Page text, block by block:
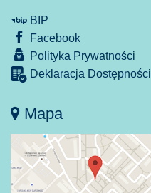
BIP
Facebook
Polityka Prywatności
Deklaracja Dostępności
Mapa